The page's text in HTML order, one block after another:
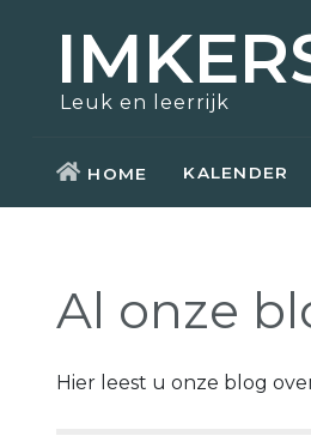
Leuk en leerrijk
HOME KALENDER
Al onze
Hier leest u onze blog
Zoem-In
Over ons
Opleidingen
Actueel